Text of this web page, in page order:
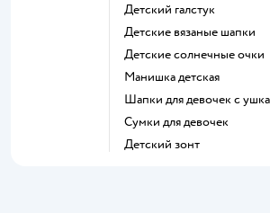
Детский галстук
Детские вязаные шапки
Детские солнечные очки
Манишка детская
Шапки для девочек с
Сумки для девочек
Детский зонт